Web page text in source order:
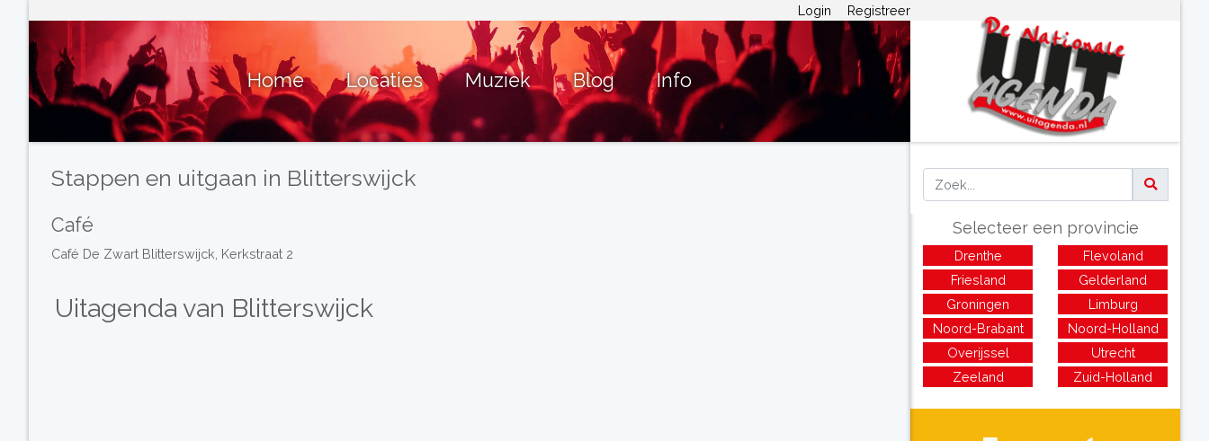
Login Registreer
Home Locaties Muziek Blog Info
Stappen en uitgaan in Blitterswijck
Café
Café De Zwart Blitterswijck, Kerkstraat 2
Uitagenda van Blitterswijck
Selecteer een provincie
Drenthe
Flevoland
Friesland
Gelderland
Groningen
Limburg
Noord-Brabant
Noord-Holland
Overijssel
Utrecht
Zeeland
Zuid-Holland